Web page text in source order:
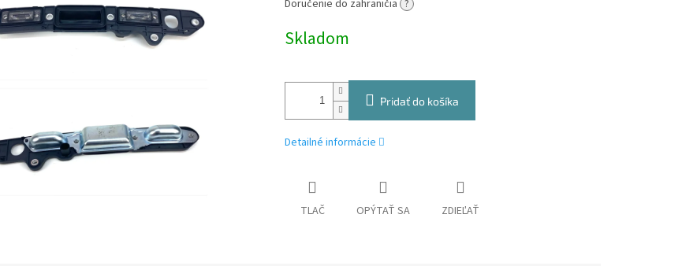
Jednotková
Doručenie do zahraničia ?
Skladom
Pridať do košíka
Detailné informácie
TLAČ OPÝTAŤ SA ZDIEĽAŤ